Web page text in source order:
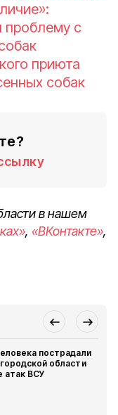
проблему с
приюта
собак
в нашем
, «ВКонтакте»,
пострадали
области
атак ВСУ